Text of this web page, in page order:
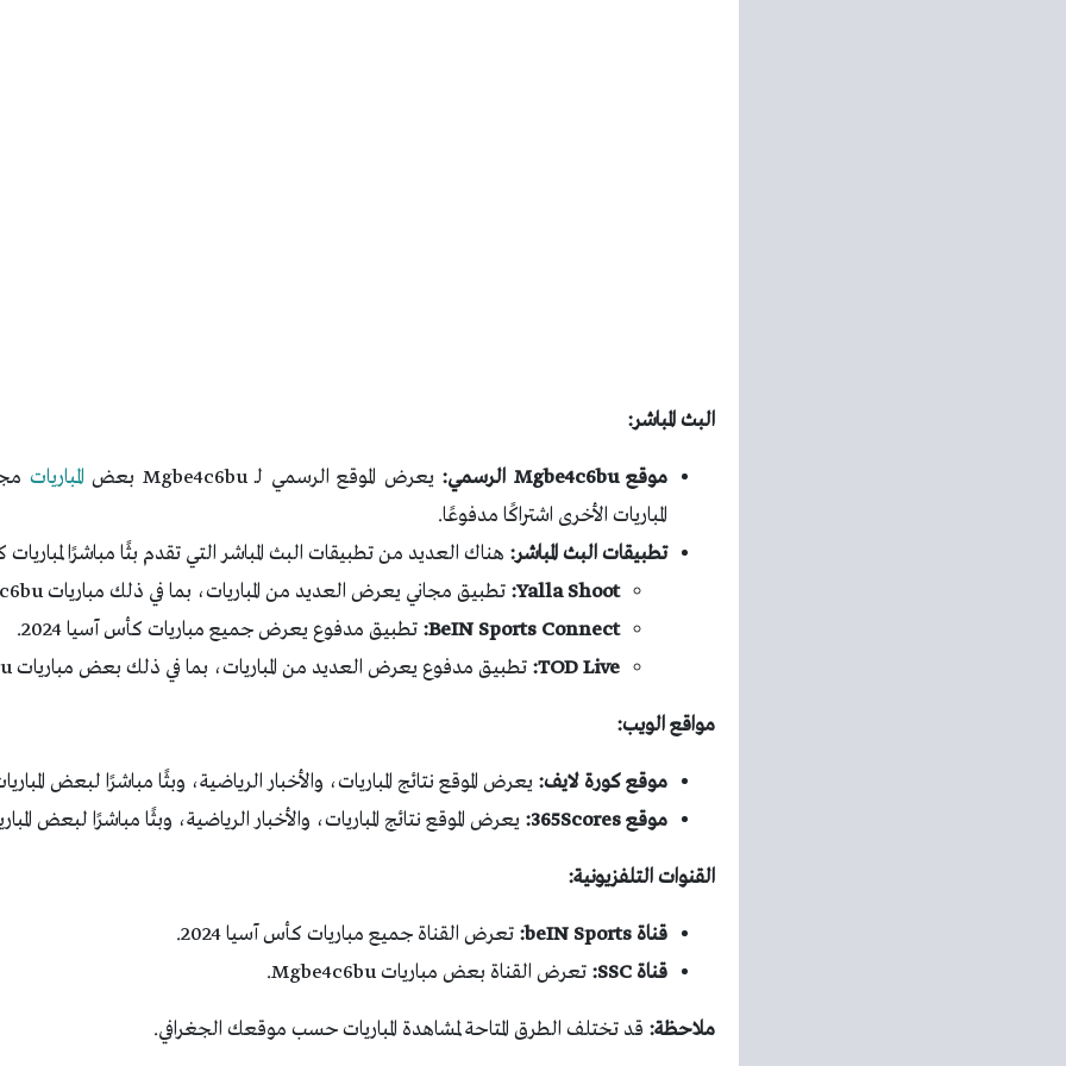
البث المباشر:
موقع Mgbe4c6bu الرسمي: يعرض الموقع الرسمي لـ Mgbe4c6bu بعض المباريات
المباريات الأخرى اشتراكًا مدفوعًا.
تطبيقات البث المباشر: هناك العديد من تطبيقات البث المباشر التي تقدم بثًا مباشرًا
Yalla Shoot: تطبيق مجاني يعرض العديد من المباريات، بما في ذلك مباريات Mgbe4c6bu.
BeIN Sports Connect: تطبيق مدفوع يعرض جميع مباريات كأس آسيا 2024.
TOD Live: تطبيق مدفوع يعرض العديد من المباريات، بما في ذلك بعض مباريات Mgbe4c6bu.
مواقع الويب:
موقع كورة لايف: يعرض الموقع نتائج المباريات، والأخبار الرياضية، وبثًا مباشرًا لبعض
موقع 365Scores:
يعرض الموقع نتائج المباريات، والأخبار الرياضية، وبثًا مباشرًا لبعض
القنوات التلفزيونية:
قناة beIN Sports:
تعرض القناة جميع مباريات كأس آسيا 2024.
قناة SSC:
تعرض القناة بعض مباريات Mgbe4c6bu.
ملاحظة: قد تختلف الطرق المتاحة لمشاهدة المباريات حسب موقعك الجغرافي.